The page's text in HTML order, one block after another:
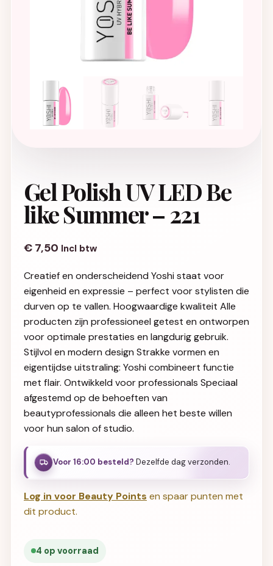
Gel Polish UV LED Be
like Summer – 221
€ 7,50 Incl btw
Creatief en onderscheidend Yoshi staat voor
eigenheid en expressie – perfect voor stylisten die
durven op te vallen. Hoogwaardige kwaliteit Alle
producten zijn professioneel getest en ontworpen
voor optimale prestaties en langdurig gebruik.
Stijlvol en modern design Strakke vormen en
eigentijdse uitstraling: Yoshi combineert functie
met flair. Ontwikkeld voor professionals Speciaal
afgestemd op de behoeften van
beautyprofessionals die alleen het beste willen
voor hun salon of studio.
Voor 16:00 besteld? Dezelfde dag verzonden.
Log in voor Beauty Points en spaar punten met
dit product.
4 op voorraad